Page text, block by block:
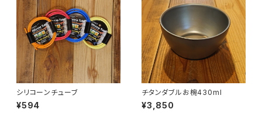
シリコーンチューブ
¥594
チタンダブルお椀430ml
¥3,850